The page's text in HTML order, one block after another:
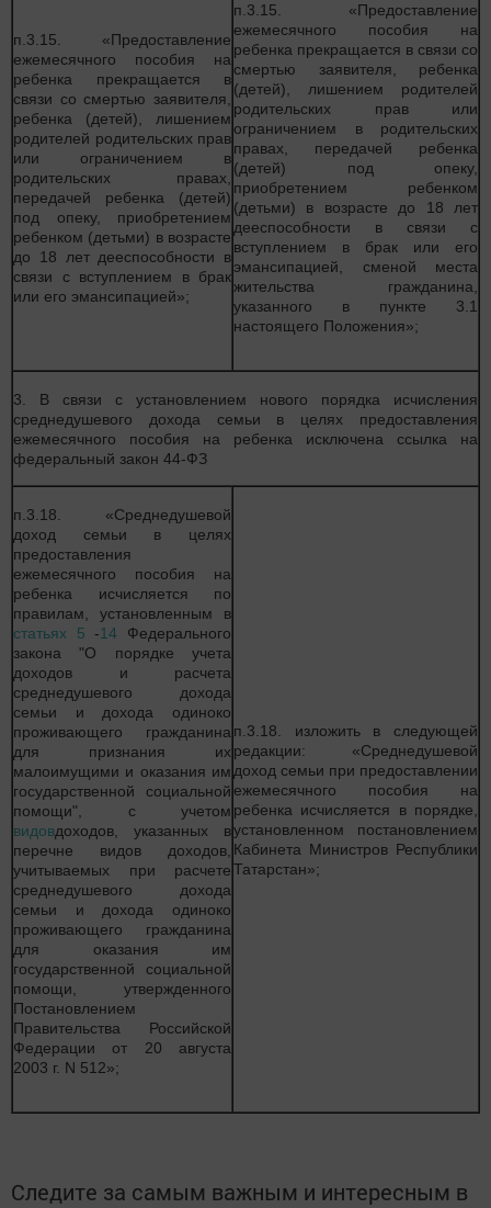
п.3.15. «Предоставление
ежемесячного пособия на
ребенка прекращается в
связи со смертью заявителя,
ребенка (детей), лишением
родителей родительских прав
или ограничением в
родительских правах,
передачей ребенка (детей)
под опеку, приобретением
ребенком (детьми) в возрасте
до 18 лет дееспособности в
связи с вступлением в брак
или его эмансипацией»;
п.3.15. «Предоставление
ежемесячного пособия на
ребенка прекращается в связи со
смертью заявителя, ребенка
(детей), лишением родителей
родительских прав или
ограничением в родительских
правах, передачей ребенка
(детей) под опеку,
приобретением ребенком
(детьми) в возрасте до 18 лет
дееспособности в связи с
вступлением в брак или его
эмансипацией, сменой места
жительства гражданина,
указанного в пункте 3.1
настоящего Положения»;
3. В связи с установлением нового порядка исчисления
среднедушевого дохода семьи в целях предоставления
ежемесячного пособия на ребенка исключена ссылка на
федеральный закон 44-ФЗ
п.3.18. «Среднедушевой
доход семьи в целях
предоставления
ежемесячного пособия на
ребенка исчисляется по
правилам, установленным в
статьях 5 -14 Федерального
закона "О порядке учета
доходов и расчета
среднедушевого дохода
семьи и дохода одиноко
проживающего гражданина
для признания их
малоимущими и оказания им
государственной социальной
помощи", с учетом
видовдоходов, указанных в
перечне видов доходов,
учитываемых при расчете
среднедушевого дохода
семьи и дохода одиноко
проживающего гражданина
для оказания им
государственной социальной
помощи, утвержденного
Постановлением
Правительства Российской
Федерации от 20 августа
2003 г. N 512»;
п.3.18. изложить в следующей
редакции: «Среднедушевой
доход семьи при предоставлении
ежемесячного пособия на
ребенка исчисляется в порядке,
установленном постановлением
Кабинета Министров Республики
Татарстан»;
Следите за самым важным и интересным в